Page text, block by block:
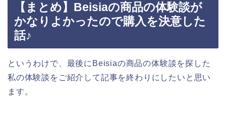
【まとめ】Beisiaの商品の体験談が
かなりよかったので購入を決意した
話♪
というわけで、最後にBeisiaの商品の体験談を探した
私の体験談をご紹介して記事を終わりにしたいと思い
ます。